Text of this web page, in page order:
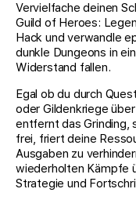
Vervielfache deinen
Guild of Heroes:
Hack und verwandle
dunkle Dungeons in
Widerstand fallen.
Egal ob du durch
oder Gildenkriege
entfernt das Grinding,
frei, friert deine
Ausgaben zu
wiederholten Kämpfe
Strategie und